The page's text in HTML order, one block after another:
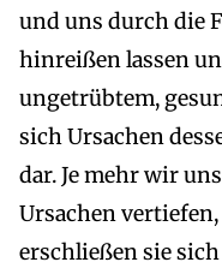
und uns durch die
hinreißen lassen
ungetrübtem,
sich Ursachen
dar. Je mehr wir
Ursachen
erschließen sie